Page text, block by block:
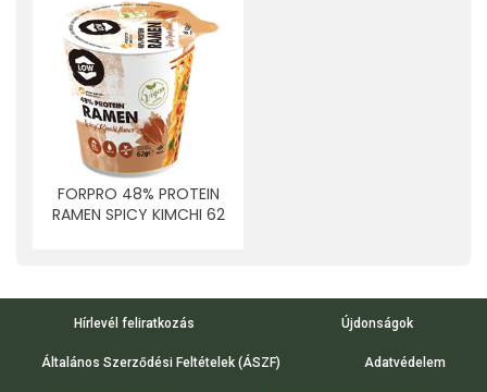
FORPRO 48% PROTEIN
RAMEN SPICY KIMCHI 62
Hírlevél feliratkozás Újdonságok
Általános Szerződési Feltételek (ÁSZF) Adatvédelem